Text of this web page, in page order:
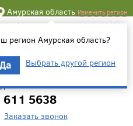
Амурская область Изменить регион
регион Амурская область?
Да Выбрать другой регион
связи
5638
Заказать звонок